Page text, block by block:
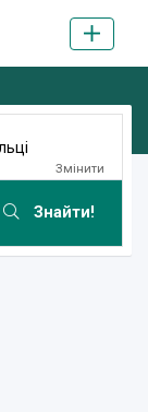
Змінити
Знайти!